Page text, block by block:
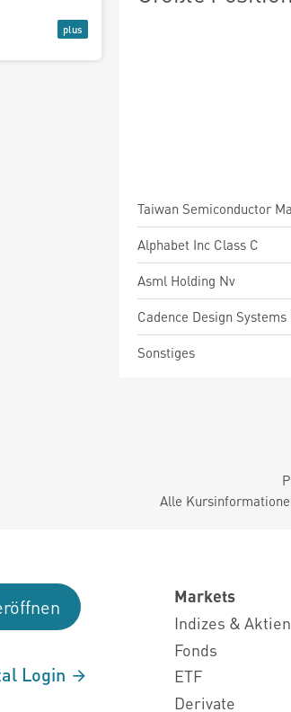
Alphabet Inc Class C
Asml Holding Nv
Cadence Design Systems
Sonstiges
Alle
Login
Markets
Indizes & Aktien
Fonds
ETF
Derivate